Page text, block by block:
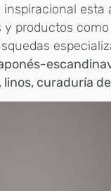
inspiracional esta
productos
curaduría